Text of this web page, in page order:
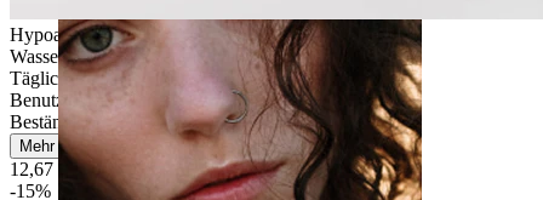
Hypoallergen
Wasserfest
Tägliches Tragen
Benutzerfreundlich
Beständig
Mehr lesen
12,67 €
14,90 €
-15%